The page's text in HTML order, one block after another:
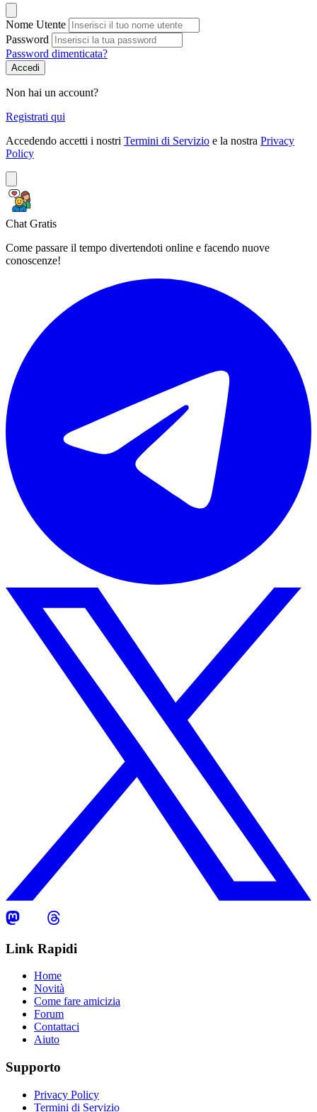
Nome Utente
Password
Password dimenticata?
Accedi
Non hai un account?
Registrati qui
Accedendo accetti i nostri Termini di Servizio e la nostra Privacy
Policy
Chat Gratis
Come passare il tempo divertendoti online e facendo nuove
conoscenze!
Link Rapidi
Home
Novità
Come fare amicizia
Forum
Contattaci
Aiuto
Supporto
Privacy Policy
Termini di Servizio